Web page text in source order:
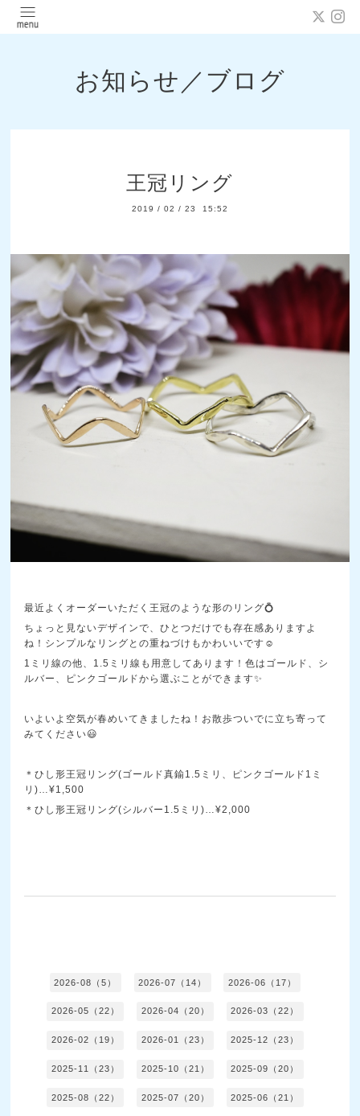
お知らせ／ブログ
王冠リング
2019 / 02 / 23 15:52
最近よくオーダーいただく王冠のような形のリング💍
ちょっと見ないデザインで、ひとつだけでも存在感ありますよ
ね！シンプルなリングとの重ねづけもかわいいです☺️
1ミリ線の他、1.5ミリ線も用意してあります！色はゴールド、シ
ルバー、ピンクゴールドから選ぶことができます✨
いよいよ空気が春めいてきましたね！お散歩ついでに立ち寄って
みてください😃
＊ひし形王冠リング(ゴールド真鍮1.5ミリ、ピンクゴールド1ミ
リ)…¥1,500
＊ひし形王冠リング(シルバー1.5ミリ)…¥2,000
2026-08（5） 2026-07（14） 2026-06（17）
2026-05（22） 2026-04（20） 2026-03（22）
2026-02（19） 2026-01（23） 2025-12（23）
2025-11（23） 2025-10（21） 2025-09（20）
2025-08（22） 2025-07（20） 2025-06（21）